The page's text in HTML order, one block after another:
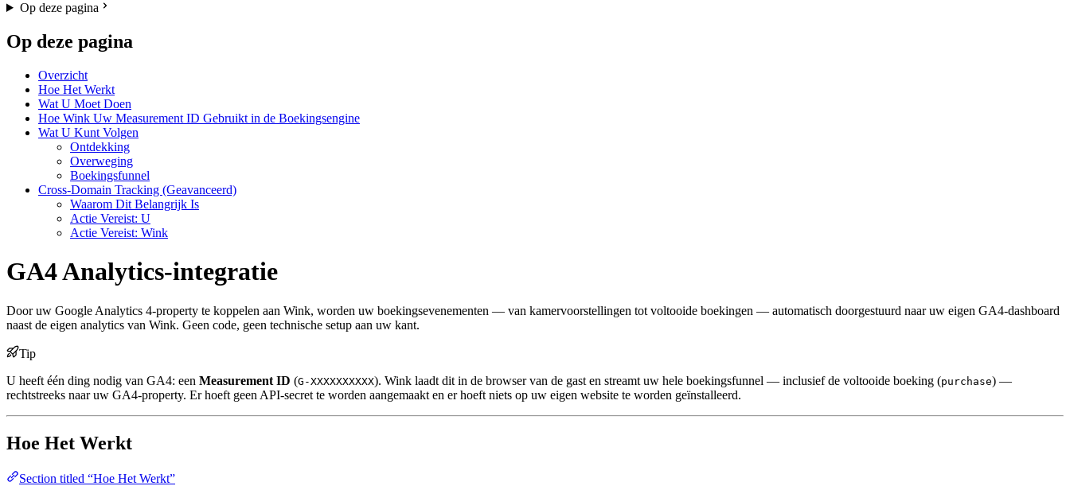
Op deze pagina
Op deze pagina
Overzicht
Hoe Het Werkt
Wat U Moet Doen
Hoe Wink Uw Measurement ID Gebruikt in de Boekingsengine
Wat U Kunt Volgen
Ontdekking
Overweging
Boekingsfunnel
Cross-Domain Tracking (Geavanceerd)
Waarom Dit Belangrijk Is
Actie Vereist: U
Actie Vereist: Wink
GA4 Analytics-integratie
Door uw Google Analytics 4-property te koppelen aan Wink, worden uw boekingsevenementen — van kamervoorstellingen tot voltooide boekingen — automatisch doorgestuurd naar uw eigen GA4-dashboard
naast de eigen analytics van Wink. Geen code, geen technische setup aan uw kant.
Tip
U heeft één ding nodig van GA4: een Measurement ID (G-XXXXXXXXXX). Wink laadt dit in de browser van de gast en streamt uw hele boekingsfunnel — inclusief de voltooide boeking (purchase) —
rechtstreeks naar uw GA4-property. Er hoeft geen API-secret te worden aangemaakt en er hoeft niets op uw eigen website te worden geïnstalleerd.
Hoe Het Werkt
Section titled “Hoe Het Werkt”